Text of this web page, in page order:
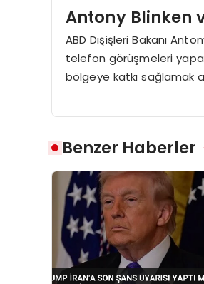
Antony Blinken
ABD Dışişleri Bakanı
telefon görüşmeleri
bölgeye katkı sağlamak
Benzer Haberler